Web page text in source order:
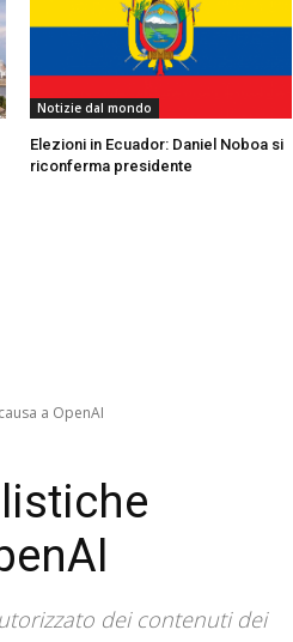
Notizie dal mondo
Elezioni in Ecuador: Daniel Noboa si
riconferma presidente